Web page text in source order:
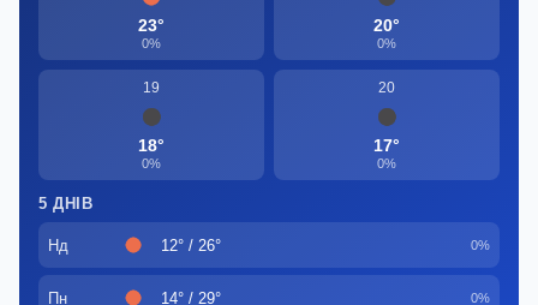
23°
0%
20°
0%
19
18°
0%
20
17°
0%
5 ДНІВ
Нд 12° / 26° 0%
Пн 14° / 29° 0%